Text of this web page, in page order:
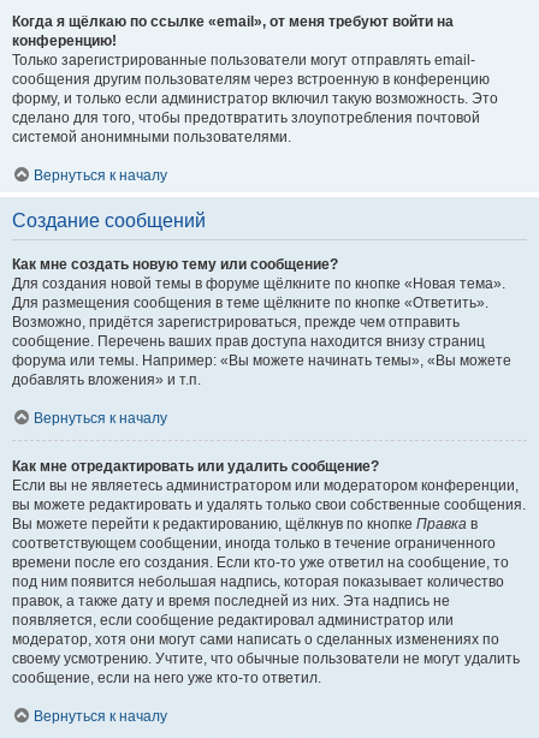
Когда я щёлкаю по ссылке «email», от меня требуют войти на
конференцию!
Только зарегистрированные пользователи могут отправлять email-
сообщения другим пользователям через встроенную в конференцию
форму, и только если администратор включил такую возможность. Это
сделано для того, чтобы предотвратить злоупотребления почтовой
системой анонимными пользователями.
Вернуться к началу
Создание сообщений
Как мне создать новую тему или сообщение?
Для создания новой темы в форуме щёлкните по кнопке «Новая тема».
Для размещения сообщения в теме щёлкните по кнопке «Ответить».
Возможно, придётся зарегистрироваться, прежде чем отправить
сообщение. Перечень ваших прав доступа находится внизу страниц
форума или темы. Например: «Вы можете начинать темы», «Вы можете
добавлять вложения» и т.п.
Вернуться к началу
Как мне отредактировать или удалить сообщение?
Если вы не являетесь администратором или модератором конференции,
вы можете редактировать и удалять только свои собственные сообщения.
Вы можете перейти к редактированию, щёлкнув по кнопке Правка в
соответствующем сообщении, иногда только в течение ограниченного
времени после его создания. Если кто-то уже ответил на сообщение, то
под ним появится небольшая надпись, которая показывает количество
правок, а также дату и время последней из них. Эта надпись не
появляется, если сообщение редактировал администратор или
модератор, хотя они могут сами написать о сделанных изменениях по
своему усмотрению. Учтите, что обычные пользователи не могут удалить
сообщение, если на него уже кто-то ответил.
Вернуться к началу